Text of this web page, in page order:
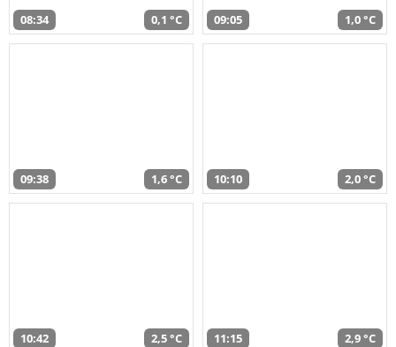
08:34 0,1 °C 09:05 1,0 °C
09:38 1,6 °C 10:10 2,0 °C
10:42 2,5 °C 11:15 2,9 °C